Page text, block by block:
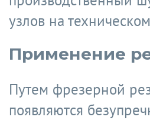
узлов на
Применение
Путем фрезерной
появляются